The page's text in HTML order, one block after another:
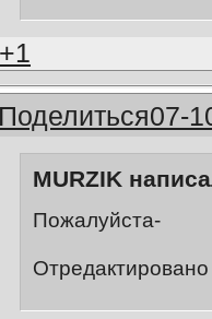
+1
Поделиться07-
MURZIK
Пожалуйста-